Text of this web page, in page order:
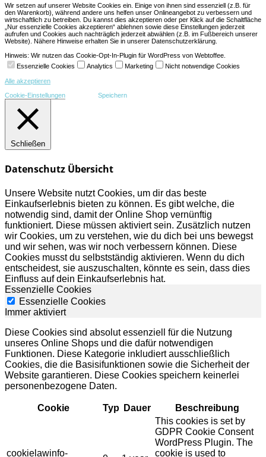
Wir setzen auf unserer Website Cookies ein. Einige von ihnen sind essenziell (z.B. für
den Warenkorb), während andere uns helfen unser Onlineangebot zu verbessern und
wirtschaftlich zu betreiben. Du kannst dies akzeptieren oder per Klick auf die Schaltfläche
„Nur essenzielle Cookies akzeptieren“ ablehnen sowie diese Einstellungen jederzeit
aufrufen und Cookies auch nachträglich jederzeit abwählen (z.B. im Fußbereich unserer
Website). Nähere Hinweise erhalten Sie in unserer Datenschutzerklärung.
Hinweis: Wir nutzen das Cookie-Opt-In-Plugin für WordPress von Webtoffee.
Essenzielle Cookies
Analytics Marketing Nicht notwendige Cookies
Alle akzeptieren
Cookie-Einstellungen
Speichern
Schließen
Datenschutz Übersicht
Unsere Website nutzt Cookies, um dir das beste
Einkaufserlebnis bieten zu können. Es gibt welche, die
notwendig sind, damit der Online Shop vernünftig
funktioniert. Diese müssen aktiviert sein. Zusätzlich nutzen
wir Cookies, um zu verstehen, wie du dich bei uns bewegst
und wir sehen, was wir noch verbessern können. Diese
Cookies musst du selbstständig aktivieren. Wenn du dich
entscheidest, sie auszuschalten, könnte es sein, dass dies
Einfluss auf dein Einkaufserlebnis hat.
Essenzielle Cookies
Essenzielle Cookies
Immer aktiviert
Diese Cookies sind absolut essenziell für die Nutzung
unseres Online Shops und die dafür notwendigen
Funktionen. Diese Kategorie inkludiert ausschließlich
Cookies, die die Basisifunktionen sowie die Sicherheit der
Website garantieren. Diese Cookies speichern keinerlei
personenbezogene Daten.
Cookie Typ Dauer Beschreibung
cookielawinfo-
This cookies is set by
GDPR Cookie Consent
WordPress Plugin. The
cookie is used to